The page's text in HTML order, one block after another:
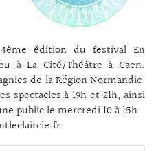
édition du festival En
à La Cité/Théâtre à Caen.
de la Région Normandie
spectacles à 19h et 21h, ainsi
public le mercredi 10 à 15h.